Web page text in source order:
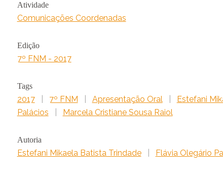
Atividade
Comunicações Coordenadas
Edição
7º FNM - 2017
Tags
2017 7º FNM Apresentação Oral Estefani
Palácios
Marcela Cristiane Sousa Raiol
Autoria
Estefani Mikaela Batista Trindade Flávia Olegário